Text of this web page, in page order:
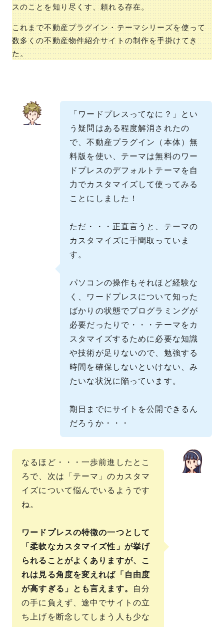
スのことを知り尽くす、頼れる存在。
これまで不動産プラグイン・テーマシリーズを使って
数多くの不動産物件紹介サイトの制作を手掛けてき
た。
「ワードプレスってなに？」とい
う疑問はある程度解消されたの
で、不動産プラグイン（本体）無
料版を使い、テーマは無料のワー
ドプレスのデフォルトテーマを自
力でカスタマイズして使ってみる
ことにしました！
ただ・・・正直言うと、テーマの
カスタマイズに手間取っていま
す。
パソコンの操作もそれほど経験な
く、ワードプレスについて知った
ばかりの状態でプログラミングが
必要だったりで・・・テーマをカ
スタマイズするために必要な知識
や技術が足りないので、勉強する
時間を確保しないといけない、み
たいな状況に陥っています。
期日までにサイトを公開できるん
だろうか・・・
なるほど・・・一歩前進したとこ
ろで、次は「テーマ」のカスタマ
イズについて悩んでいるようです
ね。
ワードプレスの特徴の一つとして
「柔軟なカスタマイズ性」が挙げ
られることがよくありますが、こ
れは見る角度を変えれば「自由度
が高すぎる」とも言えます。
自分
の手に負えず、途中でサイトの立
ち上げを断念してしまう人も少な